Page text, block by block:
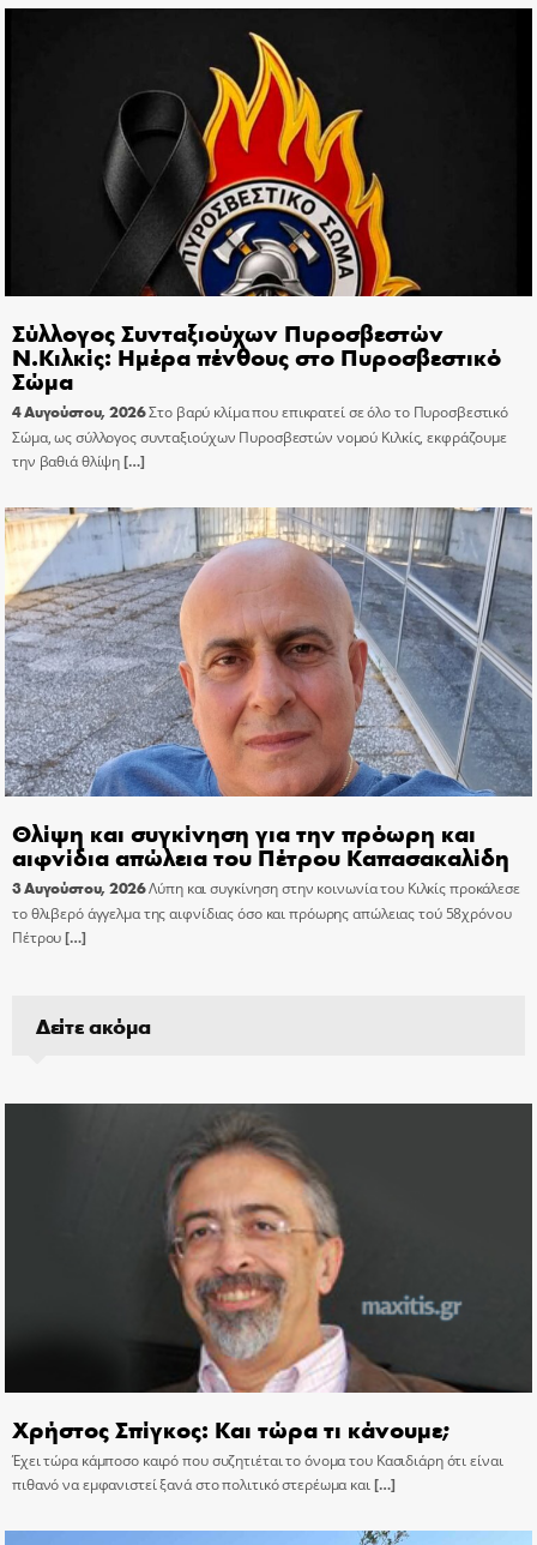
Σύλλογος Συνταξιούχων Πυροσβεστών
Ν.Κιλκίς: Ημέρα πένθους στο Πυροσβεστικό
Σώμα
4 Αυγούστου, 2026Στο βαρύ κλίμα που επικρατεί σε όλο το Πυροσβεστικό
Σώμα, ως σύλλογος συνταξιούχων Πυροσβεστών νομού Κιλκίς, εκφράζουμε
την βαθιά θλίψη[…]
Θλίψη και συγκίνηση για την πρόωρη και
αιφνίδια απώλεια του Πέτρου Καπασακαλίδη
3 Αυγούστου, 2026Λύπη και συγκίνηση στην κοινωνία του Κιλκίς προκάλεσε
το θλιβερό άγγελμα της αιφνίδιας όσο και πρόωρης απώλειας τού 58χρόνου
Πέτρου[…]
Δείτε ακόμα
Χρήστος Σπίγκος: Και τώρα τι κάνουμε;
Έχει τώρα κάμποσο καιρό που συζητιέται το όνομα του Κασιδιάρη ότι είναι
πιθανό να εμφανιστεί ξανά στο πολιτικό στερέωμα και[…]